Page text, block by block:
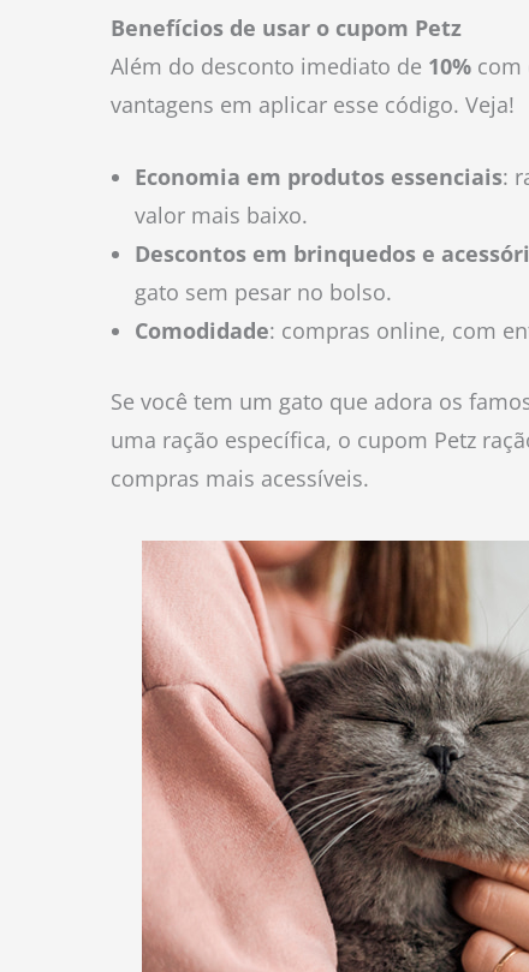
Benefícios de usar o cupom Petz
Além do desconto imediato de 10% com
vantagens em aplicar esse código. Veja!
Economia em produtos essenciais:
valor mais baixo.
Descontos em brinquedos e
gato sem pesar no bolso.
Comodidade: compras online, com
Se você tem um gato que adora os
uma ração específica, o cupom Petz
compras mais acessíveis.